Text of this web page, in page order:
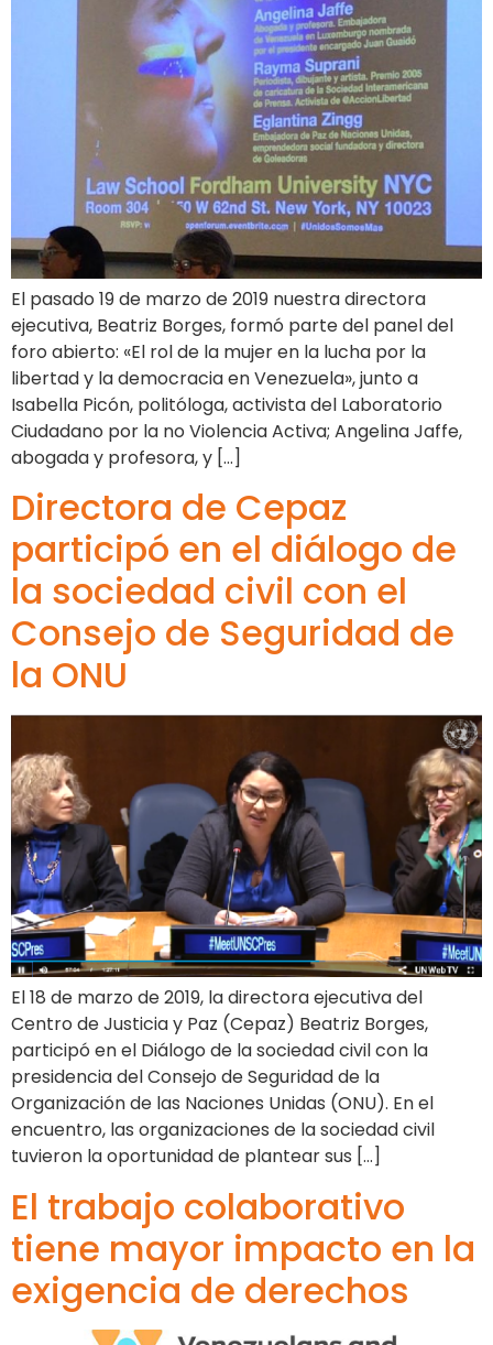
El pasado 19 de marzo de 2019 nuestra directora
ejecutiva, Beatriz Borges, formó parte del panel del
foro abierto: «El rol de la mujer en la lucha por la
libertad y la democracia en Venezuela», junto a
Isabella Picón, politóloga, activista del Laboratorio
Ciudadano por la no Violencia Activa; Angelina Jaffe,
abogada y profesora, y […]
Directora de Cepaz
participó en el diálogo de
la sociedad civil con el
Consejo de Seguridad de
la ONU
El 18 de marzo de 2019, la directora ejecutiva del
Centro de Justicia y Paz (Cepaz) Beatriz Borges,
participó en el Diálogo de la sociedad civil con la
presidencia del Consejo de Seguridad de la
Organización de las Naciones Unidas (ONU). En el
encuentro, las organizaciones de la sociedad civil
tuvieron la oportunidad de plantear sus […]
El trabajo colaborativo
tiene mayor impacto en la
exigencia de derechos